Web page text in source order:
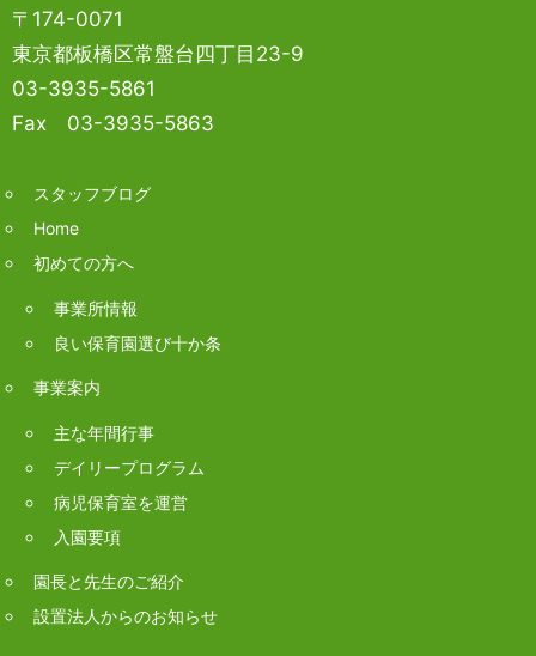
〒174-0071
東京都板橋区常盤台四丁目23-9
03-3935-5861
Fax 03-3935-5863
スタッフブログ
Home
初めての方へ
事業所情報
良い保育園選び十か条
事業案内
主な年間行事
デイリープログラム
病児保育室を運営
入園要項
園長と先生のご紹介
設置法人からのお知らせ